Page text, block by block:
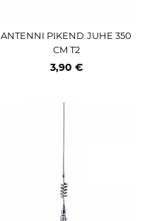
ANTENNI PIKEND.JUHE 350
CM T2
3,90 €